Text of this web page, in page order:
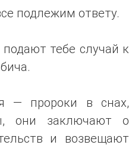
подлежим ответу.
тебе случай к
— пророки в снах,
они заключают о
и возвещают